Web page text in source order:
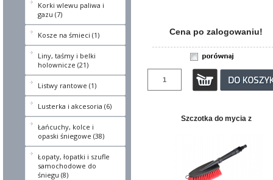
Korki wlewu paliwa i
gazu (7)
Kosze na śmieci (1)
Liny, taśmy i belki
holownicze (21)
Listwy rantowe (1)
Lusterka i akcesoria (6)
Łańcuchy, kolce i
opaski śniegowe (38)
Łopaty, łopatki i szufle
samochodowe do
śniegu (8)
Cena po zalogowaniu!
Szczotka do mycia z